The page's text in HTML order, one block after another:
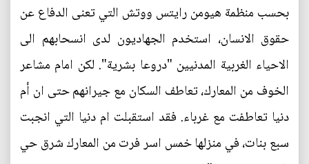
بحسب منظمة هيومن رايتس ووتش التي تعنى الدفاع عن
حقوق الانسان، استخدم الجهاديون لدى انسحابهم الى
الاحياء الغربية المدنيين "دروعا بشرية". لكن امام مشاعر
الخوف من المعارك، تعاطف السكان مع جيرانهم حتى ان أم
دنيا تعاطفت مع غرباء. فقد استقبلت ام دنيا التي انجبت
سبع بنات، في منزلها خمس اسر فرت من المعارك شرق حي